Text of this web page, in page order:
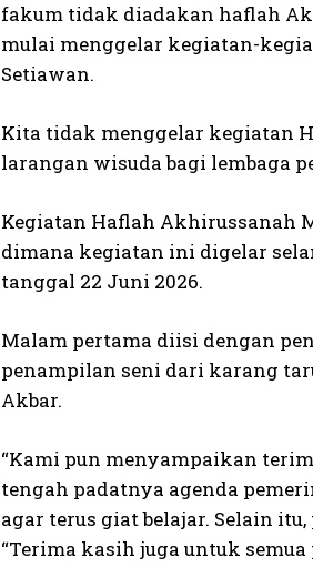
fakum tidak diadakan haflah
mulai menggelar kegiatan-
Setiawan.
Kita tidak menggelar kegiatan
larangan wisuda bagi lembaga
Kegiatan Haflah Akhirussanah
dimana kegiatan ini digelar
tanggal 22 Juni 2026.
Malam pertama diisi dengan
penampilan seni dari karang
Akbar.
“Kami pun menyampaikan
tengah padatnya agenda
agar terus giat belajar. Selain
“Terima kasih juga untuk